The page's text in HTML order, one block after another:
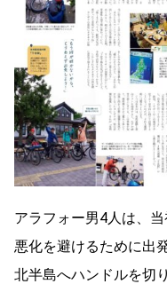
アラフォー男4人は、
悪化を避けるために出
北半島へハンドルを切